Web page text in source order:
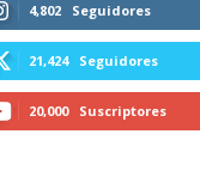
4,802 Seguidores
21,424 Seguidores
20,000 Suscriptores